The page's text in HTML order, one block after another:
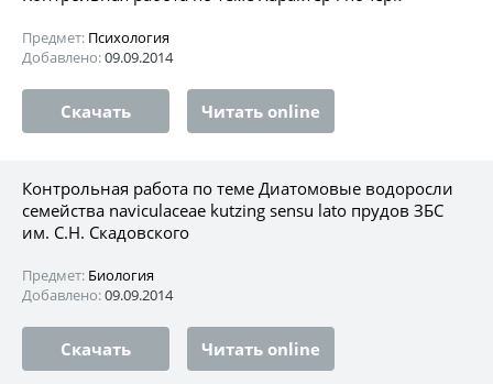
Предмет: Психология
Добавлено:09.09.2014
Скачать Читать online
Контрольная работа по теме Диатомовые водоросли
семейства naviculaceae kutzing sensu lato прудов ЗБС
им. С.Н. Скадовского
Предмет: Биология
Добавлено:09.09.2014
Скачать Читать online